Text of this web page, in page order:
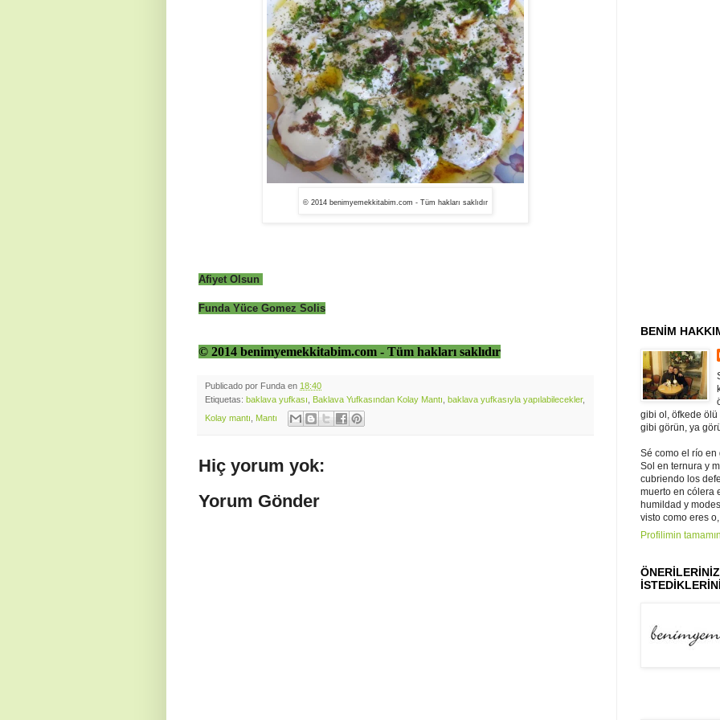
© 2014 benimyemekkitabim.com - Tüm hakları saklıdır
Afiyet Olsun
Funda Yüce Gomez Solis
© 2014 benimyemekkitabim.com - Tüm hakları saklıdır
Publicado por Funda en 18:40
Etiquetas: baklava yufkası Baklava Yufkasından Kolay Mantı baklava yufkasıyla yapılabilecekler,
Kolay mantı
Mantı
Hiç yorum yok:
Yorum Gönder
BENİM
gibi ol, öfkede
gibi görün, ya
Sé como el río en
Sol en ternura y
cubriendo los
muerto en cólera
humildad y
visto como eres
Profilimin